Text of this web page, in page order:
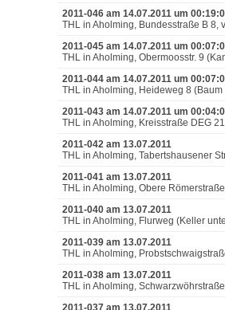
2011-046 am 14.07.2011 um
THL in Aholming, Bundesstraße B 8,
2011-045 am 14.07.2011 um
THL in Aholming, Obermoosstr. 9
2011-044 am 14.07.2011 um
THL in Aholming, Heideweg 8 (Baum
2011-043 am 14.07.2011 um
THL in Aholming, Kreisstraße DEG
2011-042 am 13.07.2011
THL in Aholming, Tabertshausener
2011-041 am 13.07.2011
THL in Aholming, Obere
2011-040 am 13.07.2011
THL in Aholming, Flurweg (Keller
2011-039 am 13.07.2011
THL in Aholming,
2011-038 am 13.07.2011
THL in Aholming,
2011-037 am 13.07.2011